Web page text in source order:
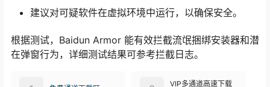
建议对可疑软件在虚拟环境中运行，以确保安全。
根据测试，Baidun Armor 能有效拦截流氓捆绑安装器和潜
在弹窗行为，详细测试结果可参考拦截日志。
VIP多通道高速下载